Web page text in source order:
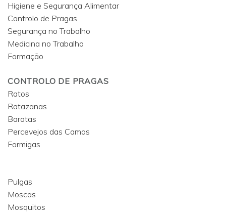
Higiene e Segurança Alimentar
Controlo de Pragas
Segurança no Trabalho
Medicina no Trabalho
Formação
CONTROLO DE PRAGAS
Ratos
Ratazanas
Baratas
Percevejos das Camas
Formigas
Pulgas
Moscas
Mosquitos